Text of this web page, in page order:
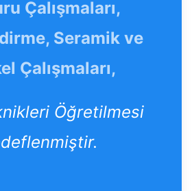
Çalışmaları,
Seramik ve
Çalışmaları,
Öğretilmesi